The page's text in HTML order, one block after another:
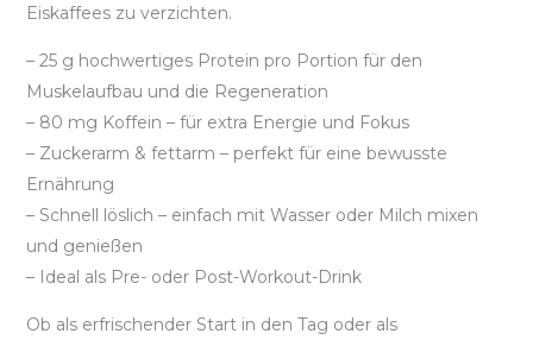
Eiskaffees zu verzichten.
– 25 g hochwertiges Protein pro Portion für den
Muskelaufbau und die Regeneration
– 80 mg Koffein – für extra Energie und Fokus
– Zuckerarm & fettarm – perfekt für eine bewusste
Ernährung
– Schnell löslich – einfach mit Wasser oder Milch mixen
und genießen
– Ideal als Pre- oder Post-Workout-Drink
Ob als erfrischender Start in den Tag oder als